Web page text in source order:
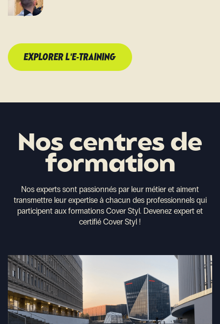
EXPLORER L'E-TRAINING
Nos centres de
formation
Nos experts sont passionnés par leur métier et aiment
transmettre leur expertise à chacun des professionnels qui
participent aux formations Cover Styl. Devenez expert et
certifié Cover Styl !